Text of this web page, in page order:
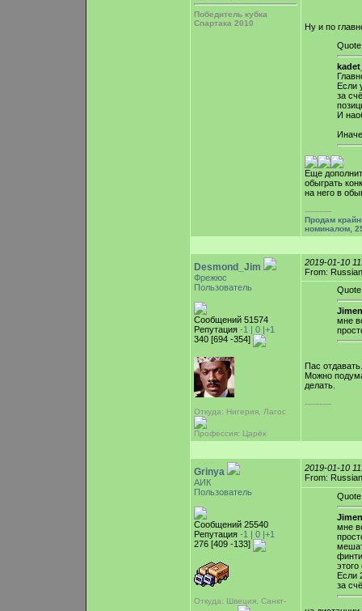
Победитель кубка
Спартака 2010
Ну и по
Quote
Если
за
И
Еще
обыграть
на него в
-----------
Продам
номиналом,
Desmond_Jim
Фрежюс
Пользователь
Сообщений 51574
Репутация -1 | 0 |+1
340 [694 -354]
Откуда: Нигерия, Лагос
Профессия: Царёк
2019-01-10
From:
Quote
мне
Пас отдавать.
Можно
делать.
-----------
Grinya
АИК
Пользователь
Сообщений 25540
Репутация -1 | 0 |+1
276 [409 -133]
Откуда: Швеция, Санкт-
2019-01-10
From:
Quote
мне
Если
за